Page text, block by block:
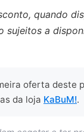
quando
sujeitos a
oferta deste
da loja KaBuM!.